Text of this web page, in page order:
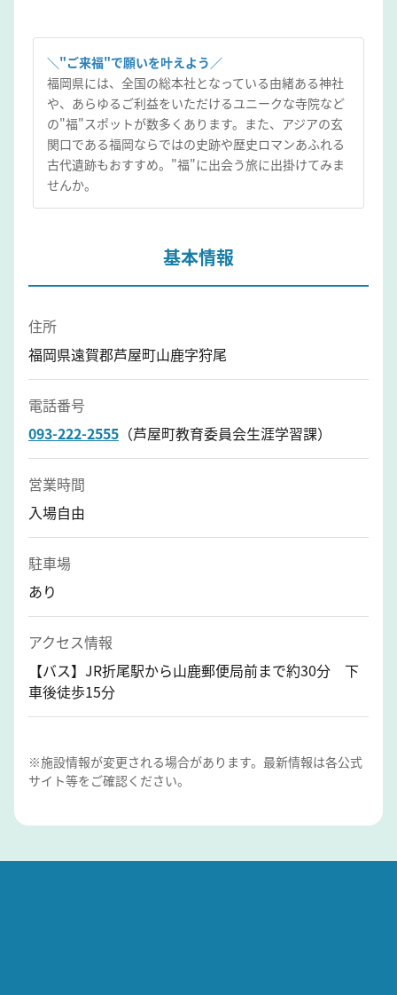
＼"ご来福"で願いを叶えよう／
福岡県には、全国の総本社となっている由緒ある神社
や、あらゆるご利益をいただけるユニークな寺院など
の"福"スポットが数多くあります。また、アジアの玄
関口である福岡ならではの史跡や歴史ロマンあふれる
古代遺跡もおすすめ。"福"に出会う旅に出掛けてみま
せんか。
基本情報
住所
福岡県遠賀郡芦屋町山鹿字狩尾
電話番号
093-222-2555 （芦屋町教育委員会生涯学習課）
営業時間
入場自由
駐車場
あり
アクセス情報
【バス】JR折尾駅から山鹿郵便局前まで約30分 下
車後徒歩15分
※施設情報が変更される場合があります。最新情報は各公式
サイト等をご確認ください。